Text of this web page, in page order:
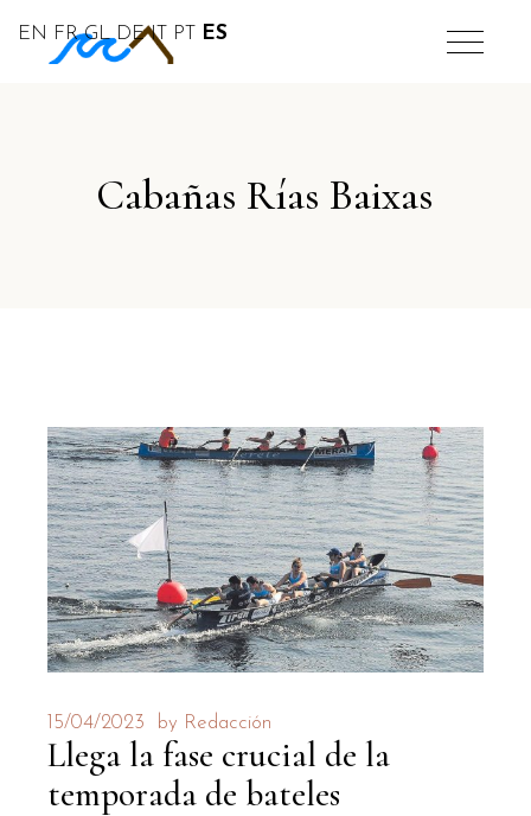
Cabañas Rías Baixas
15/04/2023 by Redacción
Llega la fase crucial de la
temporada de bateles
EN FR GL DE IT PT ES